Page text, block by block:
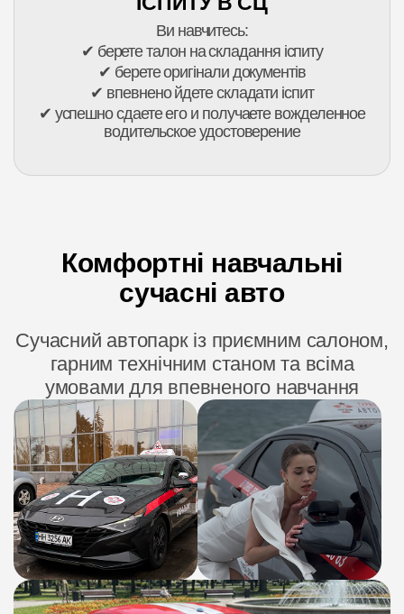
Ви навчитесь:
✔ берете талон на складання іспиту
✔ берете оригінали документів
✔ впевнено йдете складати іспит
✔ успешно сдаете его и получаете вожделенное
водительское удостоверение
Комфортні навчальні
сучасні авто
Сучасний автопарк із приємним салоном,
гарним технічним станом та всіма
умовами для впевненого навчання